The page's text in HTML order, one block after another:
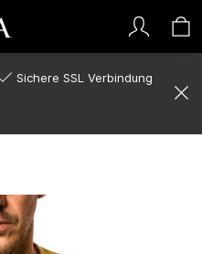
Sichere SSL Verbindung